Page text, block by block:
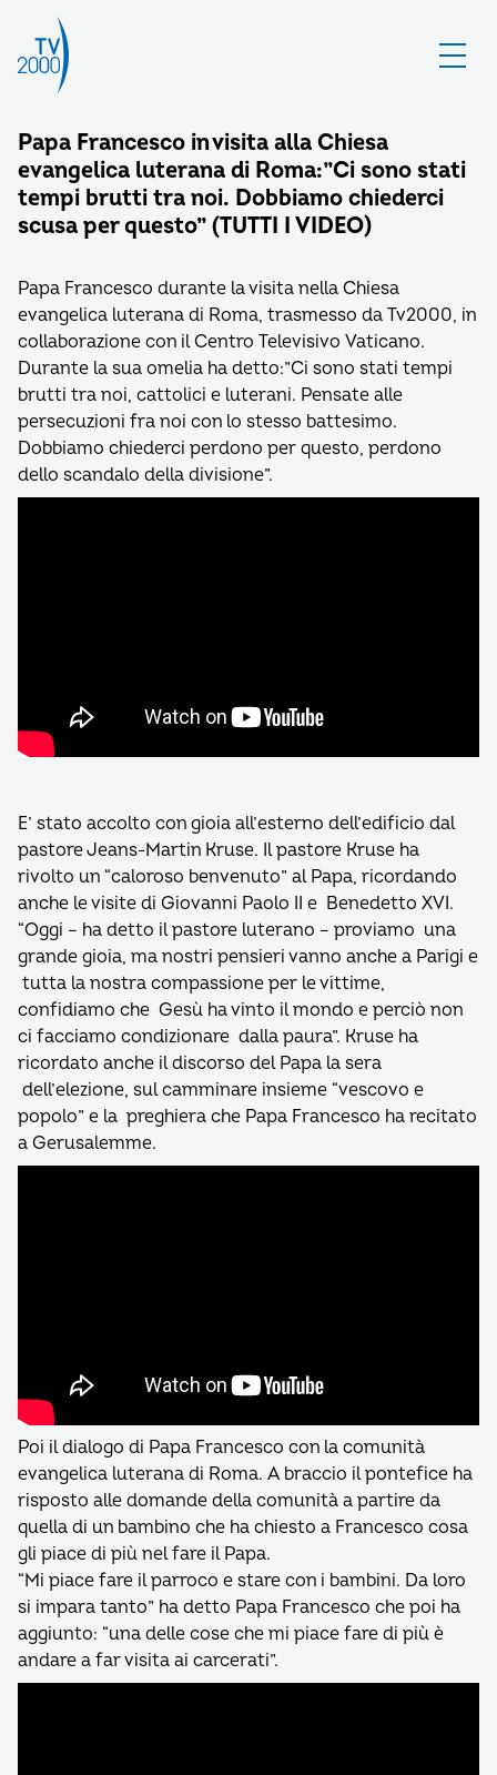
Papa Francesco in visita alla Chiesa
evangelica luterana di Roma:”Ci sono stati
tempi brutti tra noi. Dobbiamo chiederci
scusa per questo” (TUTTI I VIDEO)
Papa Francesco durante la visita nella Chiesa
evangelica luterana di Roma, trasmesso da Tv2000, in
collaborazione con il Centro Televisivo Vaticano.
Durante la sua omelia ha detto:”Ci sono stati tempi
brutti tra noi, cattolici e luterani. Pensate alle
persecuzioni fra noi con lo stesso battesimo.
Dobbiamo chiederci perdono per questo, perdono
dello scandalo della divisione”.
E’ stato accolto con gioia all’esterno dell’edificio dal
pastore Jeans-Martin Kruse. Il pastore Kruse ha
rivolto un “caloroso benvenuto” al Papa, ricordando
anche le visite di Giovanni Paolo II e Benedetto XVI.
“Oggi – ha detto il pastore luterano – proviamo una
grande gioia, ma nostri pensieri vanno anche a Parigi e
tutta la nostra compassione per le vittime,
confidiamo che Gesù ha vinto il mondo e perciò non
ci facciamo condizionare dalla paura”. Kruse ha
ricordato anche il discorso del Papa la sera
dell’elezione, sul camminare insieme “vescovo e
popolo” e la preghiera che Papa Francesco ha recitato
a Gerusalemme.
Poi il dialogo di Papa Francesco con la comunità
evangelica luterana di Roma. A braccio il pontefice ha
risposto alle domande della comunità a partire da
quella di un bambino che ha chiesto a Francesco cosa
gli piace di più nel fare il Papa.
“Mi piace fare il parroco e stare con i bambini. Da loro
si impara tanto” ha detto Papa Francesco che poi ha
aggiunto: “una delle cose che mi piace fare di più è
andare a far visita ai carcerati”.